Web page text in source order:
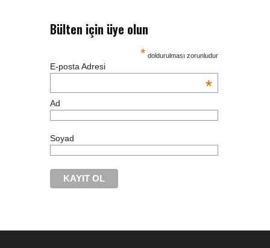
Bülten için üye olun
* doldurulması zorunludur
E-posta Adresi
*
Ad
Soyad